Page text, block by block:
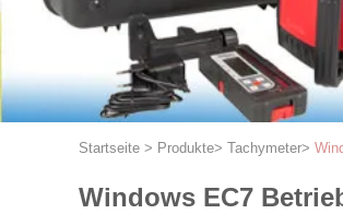
Startseite > Produkte> Tachymeter>
Windows EC7